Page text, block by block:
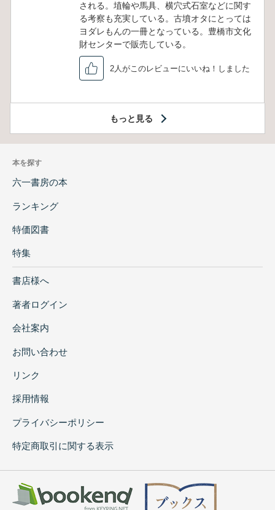
される。埴輪や馬具、横穴式石室などに関す
る考察も充実している。古墳オタにとっては
ヨダレもんの一冊となっている。豊橋市文化
財センターで販売している。
2人がこのレビューにいいね！しました
もっと見る
本を探す
六一書房の本
ランキング
特価図書
特集
書店様へ
著者ログイン
会社案内
お問い合わせ
リンク
採用情報
プライバシーポリシー
特定商取引に関する表示